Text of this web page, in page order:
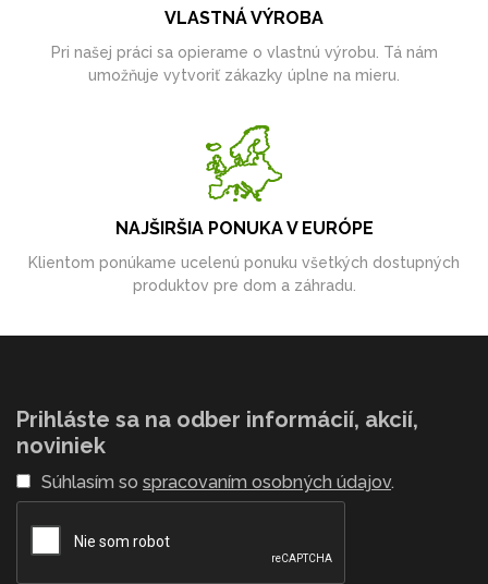
VLASTNÁ VÝROBA
Pri našej práci sa opierame o vlastnú výrobu. Tá nám
umožňuje vytvoriť zákazky úplne na mieru.
NAJŠIRŠIA PONUKA V EURÓPE
Klientom ponúkame ucelenú ponuku všetkých dostupných
produktov pre dom a záhradu.
Prihláste sa na odber informácií, akcií,
noviniek
Súhlasím so spracovaním osobných údajov.